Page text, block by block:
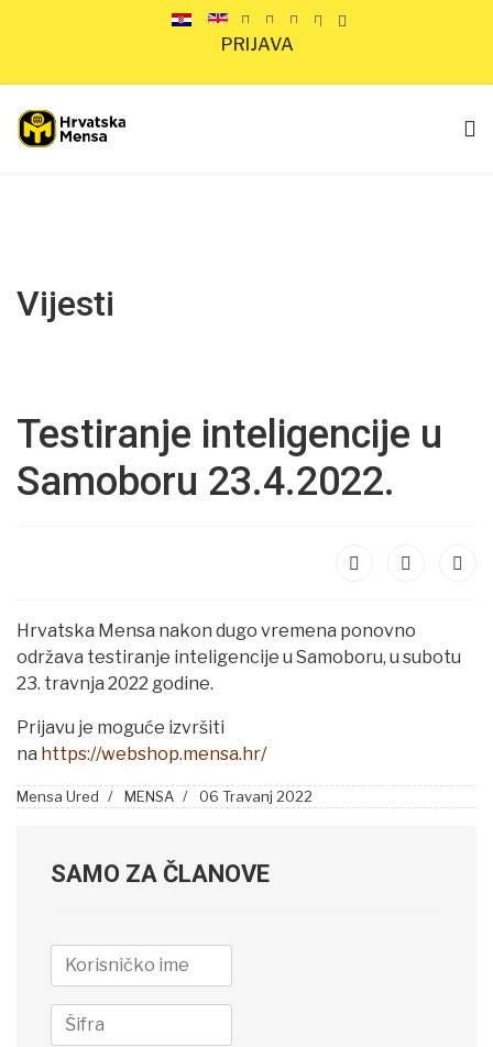
PRIJAVA
Vijesti
Testiranje inteligencije u
Samoboru 23.4.2022.
Hrvatska Mensa nakon dugo vremena ponovno
održava testiranje inteligencije u Samoboru, u subotu
23. travnja 2022 godine.
Prijavu je moguće izvršiti
na https://webshop.mensa.hr/
Mensa Ured MENSA 06 Travanj 2022
SAMO ZA ČLANOVE